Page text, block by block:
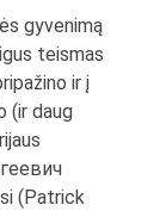
gyvenimą
teismas
ir į
(ir daug
(Patrick